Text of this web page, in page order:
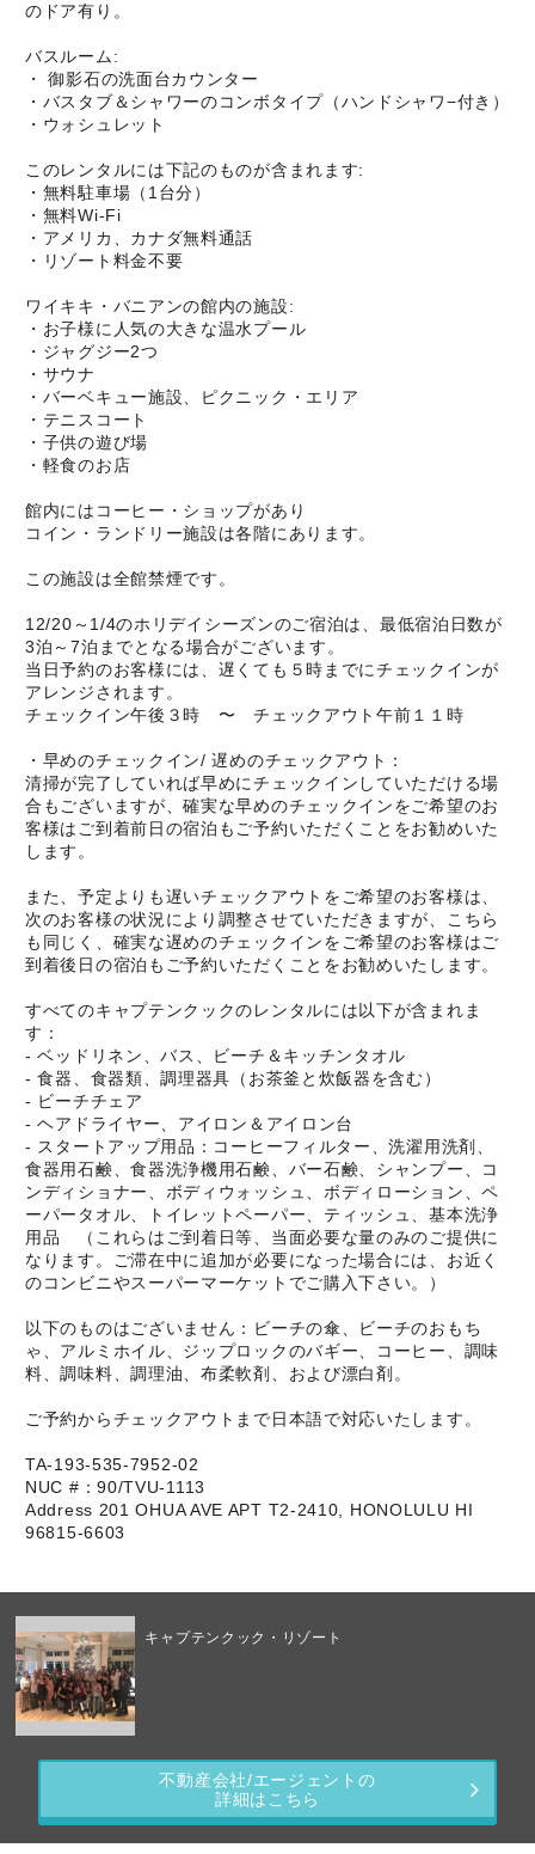
のドア有り。
バスルーム:
・ 御影石の洗面台カウンター
・バスタブ＆シャワーのコンボタイプ（ハンドシャワ−付き）
・ウォシュレット
このレンタルには下記のものが含まれます:
・無料駐車場（1台分）
・無料Wi-Fi
・アメリカ、カナダ無料通話
・リゾート料金不要
ワイキキ・バニアンの館内の施設:
・お子様に人気の大きな温水プール
・ジャグジー2つ
・サウナ
・バーベキュー施設、ピクニック・エリア
・テニスコート
・子供の遊び場
・軽食のお店
館内にはコーヒー・ショップがあり
コイン・ランドリー施設は各階にあります。
この施設は全館禁煙です。
12/20～1/4のホリデイシーズンのご宿泊は、最低宿泊日数が
3泊～7泊までとなる場合がございます。
当日予約のお客様には、遅くても５時までにチェックインが
アレンジされます。
チェックイン午後３時 〜 チェックアウト午前１１時
・早めのチェックイン/ 遅めのチェックアウト：
清掃が完了していれば早めにチェックインしていただける場
合もございますが、確実な早めのチェックインをご希望のお
客様はご到着前日の宿泊もご予約いただくことをお勧めいた
します。
また、予定よりも遅いチェックアウトをご希望のお客様は、
次のお客様の状況により調整させていただきますが、こちら
も同じく、確実な遅めのチェックインをご希望のお客様はご
到着後日の宿泊もご予約いただくことをお勧めいたします。
すべてのキャプテンクックのレンタルには以下が含まれま
す：
- ベッドリネン、バス、ビーチ＆キッチンタオル
- 食器、食器類、調理器具（お茶釜と炊飯器を含む）
- ビーチチェア
- ヘアドライヤー、アイロン＆アイロン台
- スタートアップ用品：コーヒーフィルター、洗濯用洗剤、
食器用石鹸、食器洗浄機用石鹸、バー石鹸、シャンプー、コ
ンディショナー、ボディウォッシュ、ボディローション、ペ
ーパータオル、トイレットペーパー、ティッシュ、基本洗浄
用品 （これらはご到着日等、当面必要な量のみのご提供に
なります。ご滞在中に追加が必要になった場合には、お近く
のコンビニやスーパーマーケットでご購入下さい。）
以下のものはございません：ビーチの傘、ビーチのおもち
ゃ、アルミホイル、ジップロックのバギー、コーヒー、調味
料、調味料、調理油、布柔軟剤、および漂白剤。
ご予約からチェックアウトまで日本語で対応いたします。
TA-193-535-7952-02
NUC #：90/TVU-1113
Address 201 OHUA AVE APT T2-2410, HONOLULU HI
96815-6603
キャプテンクック・リゾート
不動産会社/エージェントの
詳細はこちら